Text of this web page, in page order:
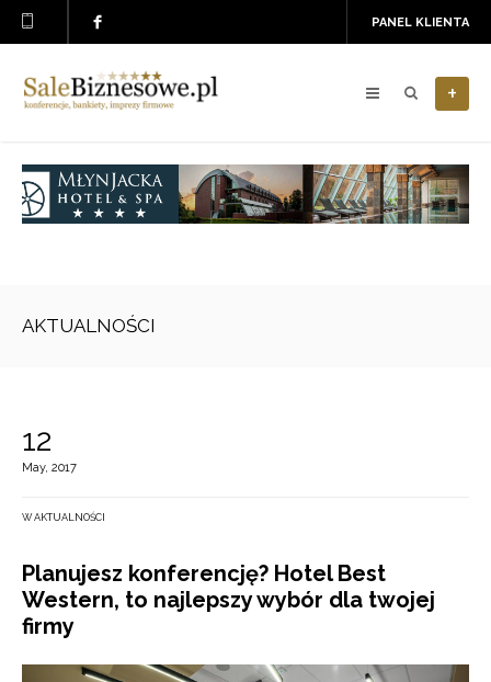
PANEL KLIENTA
+
AKTUALNOŚCI
12
May, 2017
W AKTUALNOŚCI
Planujesz konferencję? Hotel Best
Western, to najlepszy wybór dla twojej
firmy